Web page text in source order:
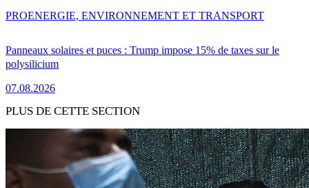
Panneaux solaires et puces : Trump impose 15% de taxes sur le
polysilicium
07.08.2026
PROENERGIE, ENVIRONNEMENT ET TRANSPORT
PLUS DE CETTE SECTION